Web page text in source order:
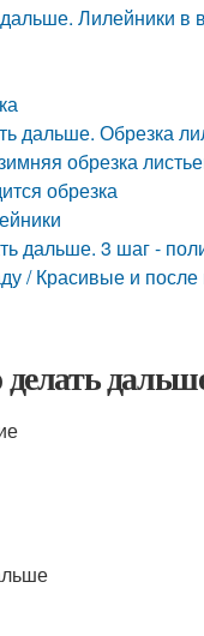
Лилейники в
дальше. Обрезка
обрезка
обрезка
дальше. 3 шаг -
/ Красивые и после